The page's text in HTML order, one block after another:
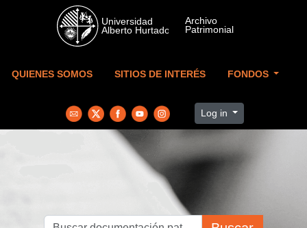
Skip to main content
QUIENES SOMOS SITIOS DE INTERÉS FONDOS
Log in